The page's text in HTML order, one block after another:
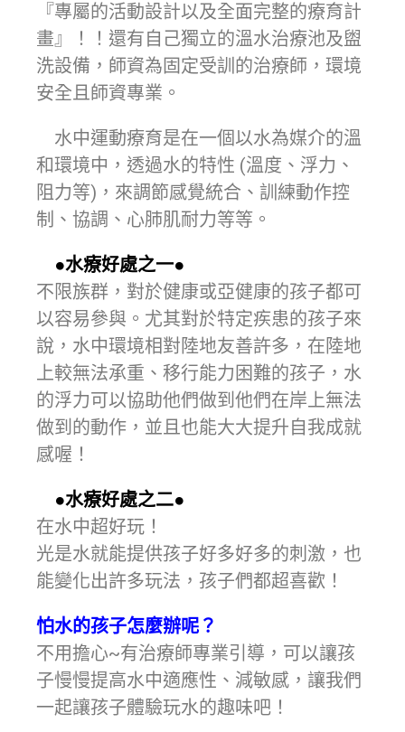
『專屬的活動設計以及全面完整的療育計
畫』！！還有自己獨立的溫水治療池及盥
洗設備，師資為固定受訓的治療師，環境
安全且師資專業。
水中運動療育是在一個以水為媒介的溫
和環境中，透過水的特性 (溫度、浮力、
阻力等)，來調節感覺統合、訓練動作控
制、協調、心肺肌耐力等等。
●水療好處之一●
不限族群，對於健康或亞健康的孩子都可
以容易參與。尤其對於特定疾患的孩子來
說，水中環境相對陸地友善許多，在陸地
上較無法承重、移行能力困難的孩子，水
的浮力可以協助他們做到他們在岸上無法
做到的動作，並且也能大大提升自我成就
感喔！
●水療好處之二●
在水中超好玩！
光是水就能提供孩子好多好多的刺激，也
能變化出許多玩法，孩子們都超喜歡！
怕水的孩子怎麼辦呢？
不用擔心~有治療師專業引導，可以讓孩
子慢慢提高水中適應性、減敏感，讓我們
一起讓孩子體驗玩水的趣味吧！